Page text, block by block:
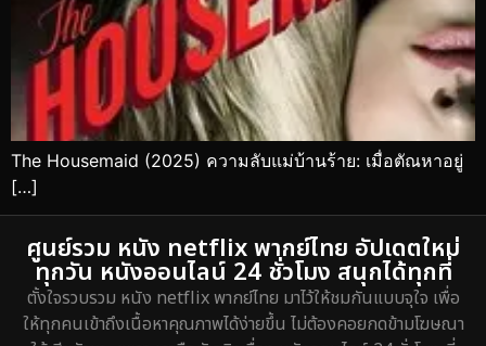
The Housemaid (2025) ความลับแม่บ้านร้าย: เมื่อตัณหาอยู่
[…]
ศูนย์รวม หนัง netflix พากย์ไทย อัปเดตใหม่
ทุกวัน หนังออนไลน์ 24 ชั่วโมง สนุกได้ทุกที่
ตั้งใจรวบรวม หนัง netflix พากย์ไทย มาไว้ให้ชมกันแบบจุใจ เพื่อ
ให้ทุกคนเข้าถึงเนื้อหาคุณภาพได้ง่ายขึ้น ไม่ต้องคอยกดข้ามโฆษณา